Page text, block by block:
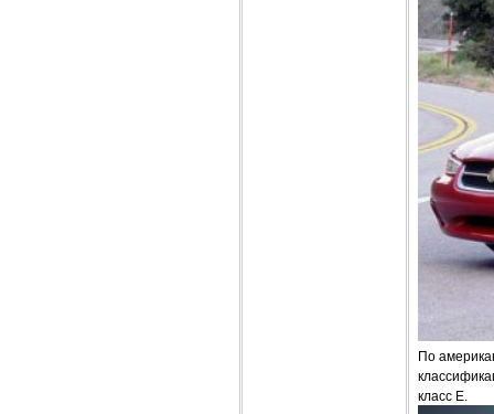
По
класс Е.